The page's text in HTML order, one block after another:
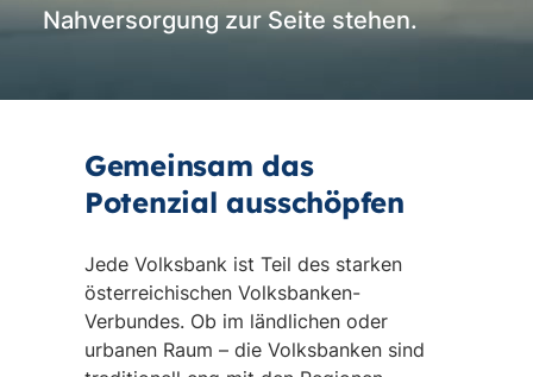
Nahversorgung zur Seite stehen.
Gemeinsam das
Potenzial ausschöpfen
Jede Volksbank ist Teil des starken
österreichischen Volksbanken-
Verbundes. Ob im ländlichen oder
urbanen Raum – die Volksbanken sind